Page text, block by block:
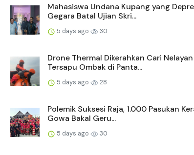
Mahasiswa Undana Kupang yang
Gegara Batal Ujian Skri...
5 days ago 30
Drone Thermal Dikerahkan Cari Nelayan
Tersapu Ombak di Panta...
5 days ago 28
Polemik Suksesi Raja, 1.000 Pasukan
Gowa Bakal Geru...
5 days ago 30